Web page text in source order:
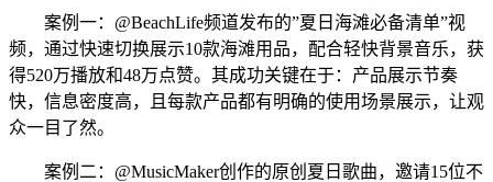
案例一：@BeachLife频道发布的”夏日海滩必备清单”视
频，通过快速切换展示10款海滩用品，配合轻快背景音乐，获
得520万播放和48万点赞。其成功关键在于：产品展示节奏
快，信息密度高，且每款产品都有明确的使用场景展示，让观
众一目了然。
案例二：@MusicMaker创作的原创夏日歌曲，邀请15位不